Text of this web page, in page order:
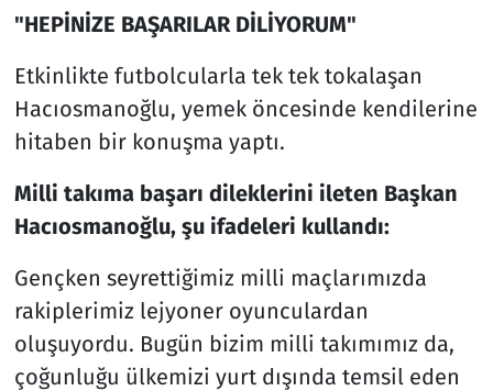
"HEPİNİZE BAŞARILAR DİLİYORUM"
Etkinlikte futbolcularla tek tek tokalaşan
Hacıosmanoğlu, yemek öncesinde kendilerine
hitaben bir konuşma yaptı.
Milli takıma başarı dileklerini ileten Başkan
Hacıosmanoğlu, şu ifadeleri kullandı:
Gençken seyrettiğimiz milli maçlarımızda
rakiplerimiz lejyoner oyunculardan
oluşuyordu. Bugün bizim milli takımımız da,
çoğunluğu ülkemizi yurt dışında temsil eden